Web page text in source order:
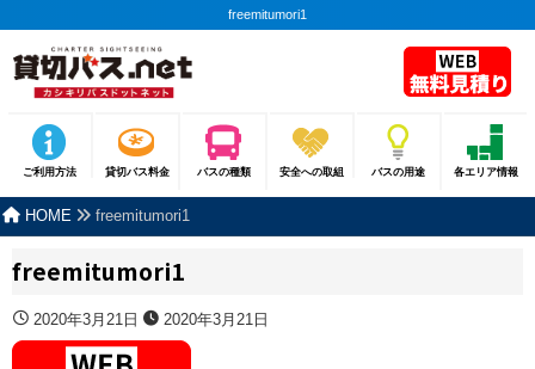
freemitumori1
ご利用方法 貸切バス料金 バスの種類 安全への取組 バスの用途 各エリア情報
HOME freemitumori1
freemitumori1
2020年3月21日 2020年3月21日